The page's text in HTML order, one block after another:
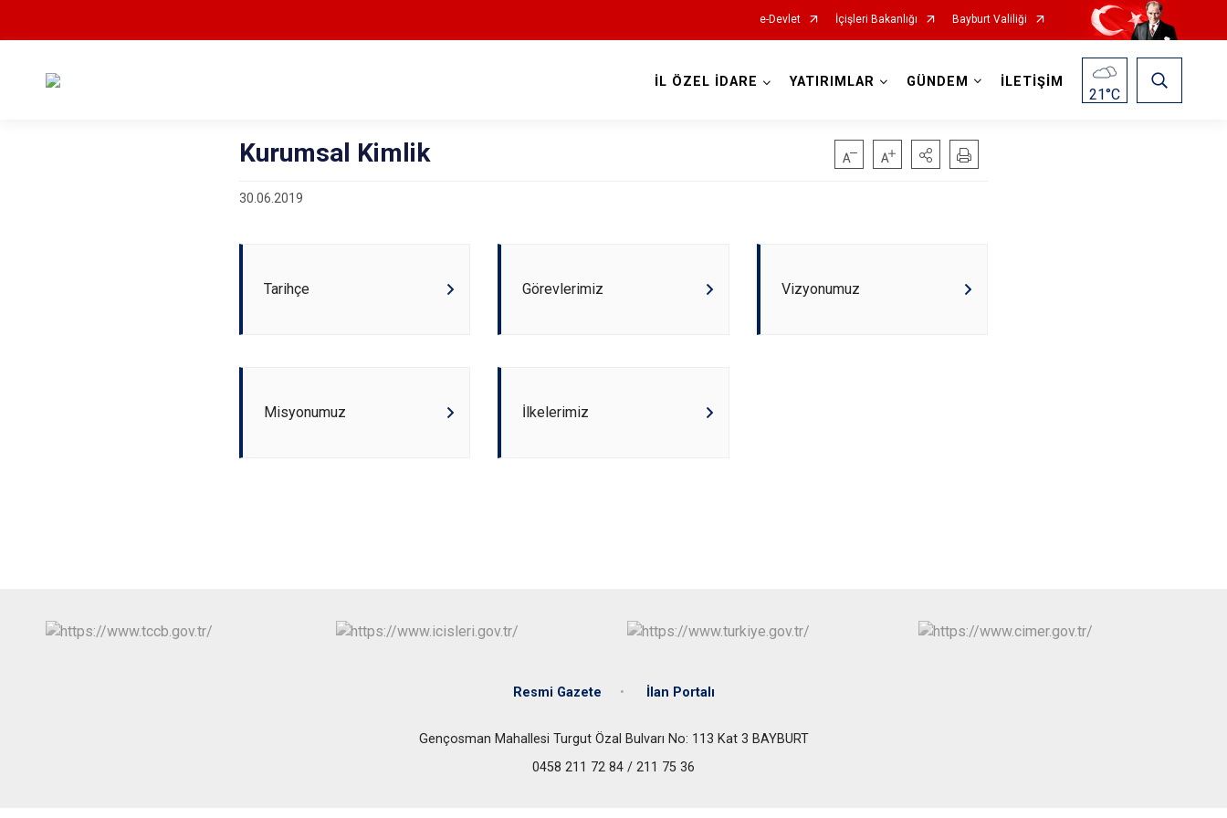
e-Devlet İçişleri Bakanlığı Bayburt Valiliği
İL ÖZEL İDARE YATIRIMLAR GÜNDEM İLETİŞİM
21°C
Kurumsal Kimlik
30.06.2019
Tarihçe Görevlerimiz Vizyonumuz
Misyonumuz İlkelerimiz
Resmi Gazete İlan Portalı
Gençosman Mahallesi Turgut Özal Bulvarı No: 113 Kat 3 BAYBURT
0458 211 72 84 / 211 75 36